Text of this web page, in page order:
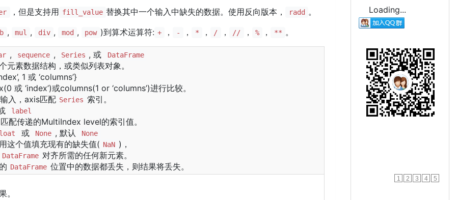
，但是支持用 fill_value 替换其中一个输入中缺失的数据。使用反向版本， radd 。
, mul , div , mod , pow )到算术运算符: + ， - ， * ， / ， // ， % ， ** 。
, sequence , Series , 或 DataFrame
元素数据结构，或类似列表对象。
1 或 ‘columns’}
或 ‘index’)或columns(1 or ‘columns’)进行比较。
输入，axis匹配 Series 索引。
label
配传递的MultiIndex level的索引值。
或 None , 默认 None
这个值填充现有的缺失值( NaN )，
DataFrame 对齐所需的任何新元素。
DataFrame 位置中的数据都丢失，则结果将丢失。
。
Loading...
1 2 3 4 5